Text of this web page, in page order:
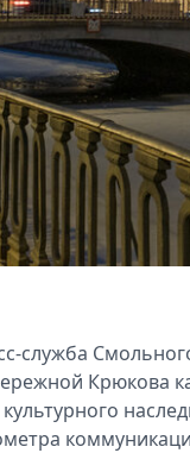
служба
Крюкова